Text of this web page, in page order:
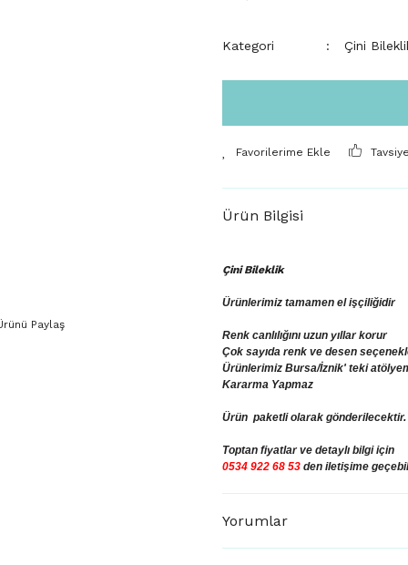
Paylaş
Kategori Çini
Ürün Bilgisi
Çini Bileklik
Ürünlerimiz tamamen el işçiliğidir
Renk canlılığını uzun yıllar korur
Çok sayıda renk ve desen
Ürünlerimiz Bursa/İznik' teki
Kararma Yapmaz
Ürün paketli olarak gönderilecektir.
Toptan fiyatlar ve detaylı bilgi için
0534 922 68 53 den iletişime
Yorumlar